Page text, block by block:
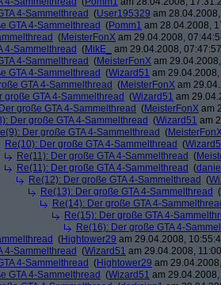
4-Sammelthread (User195329 am
GTA 4-Sammelthread (Pomm1 am 28.04.2008,
(MeisterFonX am 29.04.2008,
4-Sammelthread (MikE_
am 29.04.2008,
4-Sammelthread (MeisterFonX am
GTA 4-Sammelthread (Wizard51 am
GTA 4-Sammelthread (MeisterFonX am
große GTA 4-Sammelthread (Wizard51 am
große GTA 4-Sammelthread (MeisterFonX am
Der große GTA 4-Sammelthread (Wizard51 am
Der große GTA 4-Sammelthread (
Re(10): Der große GTA 4-Sammelthread (
Re(11): Der große GTA 4-Sammelthread (
Re(11): Der große GTA 4-Sammelthread (
Re(12): Der große GTA 4-Sammelthread (
Re(13): Der große GTA 4-Sammelthread (
Re(14): Der große GTA 4-
Re(15): Der große GTA 4-
Re(16): Der große GTA 4-
(Hightower29 am 29.04.2008,
4-Sammelthread (Wizard51 am 29.04.2008,
4-Sammelthread (Hightower29 am
GTA 4-Sammelthread (Wizard51 am